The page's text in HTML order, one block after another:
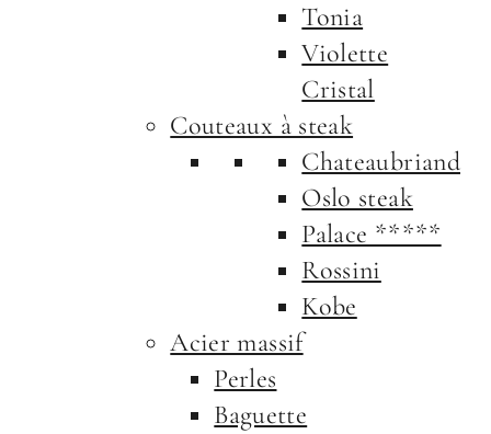
Tonia
Violette
Cristal
Couteaux à steak
Chateaubriand
Oslo steak
Palace *****
Rossini
Kobe
Acier massif
Perles
Baguette